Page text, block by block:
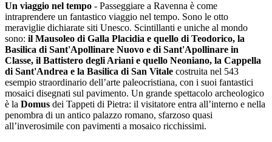
Un viaggio nel tempo - Passeggiare a Ravenna è come
intraprendere un fantastico viaggio nel tempo. Sono le otto
meraviglie dichiarate siti Unesco. Scintillanti e uniche al mondo
sono: il Mausoleo di Galla Placidia e quello di Teodorico, la
Basilica di Sant'Apollinare Nuovo e di Sant'Apollinare in
Classe, il Battistero degli Ariani e quello Neoniano, la Cappella
di Sant'Andrea e la Basilica di San Vitale costruita nel 543
esempio straordinario dell’arte paleocristiana, con i suoi fantastici
mosaici disegnati sul pavimento. Un grande spettacolo archeologico
è la Domus dei Tappeti di Pietra: il visitatore entra all’interno e nella
penombra di un antico palazzo romano, sfarzoso quasi
all’inverosimile con pavimenti a mosaico ricchissimi.